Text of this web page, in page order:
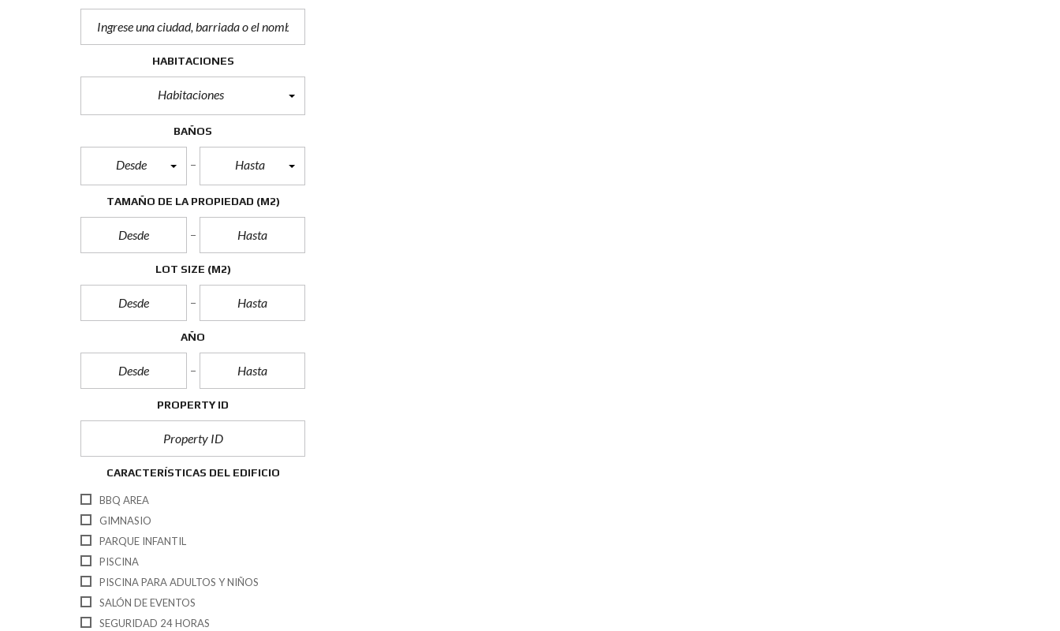
HABITACIONES
Habitaciones
BAÑOS
Desde Hasta
TAMAÑO DE LA PROPIEDAD (M2)
LOT SIZE (M2)
AÑO
PROPERTY ID
CARACTERÍSTICAS DEL EDIFICIO
BBQ AREA
GIMNASIO
PARQUE INFANTIL
PISCINA
PISCINA PARA ADULTOS Y NIÑOS
SALÓN DE EVENTOS
SEGURIDAD 24 HORAS